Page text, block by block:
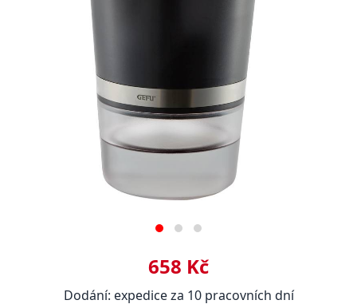
658 Kč
Dodání: expedice za 10 pracovních dní